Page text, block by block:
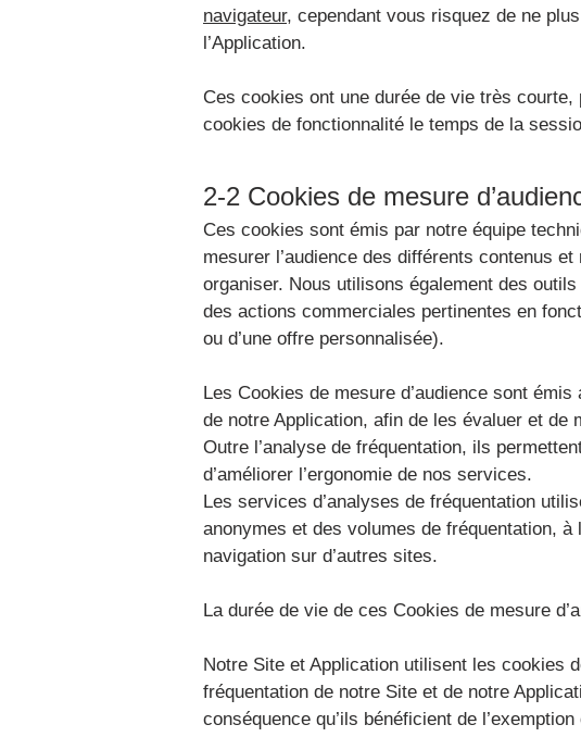
navigateur, cependant vous risquez de ne
l’Application.
Ces cookies ont une durée de vie très
cookies de fonctionnalité le temps de la
2-2 Cookies de mesure
Ces cookies sont émis par notre équipe
mesurer l’audience des différents contenus
organiser. Nous utilisons également des
des actions commerciales pertinentes en
ou d’une offre personnalisée).
Les Cookies de mesure d’audience sont
de notre Application, afin de les évaluer et de
Outre l’analyse de fréquentation, ils
d’améliorer l’ergonomie de nos services.
Les services d’analyses de fréquentation
anonymes et des volumes de fréquentation,
navigation sur d’autres sites.
La durée de vie de ces Cookies de mesure
Notre Site et Application utilisent les cookies
fréquentation de notre Site et de notre
conséquence qu’ils bénéficient de